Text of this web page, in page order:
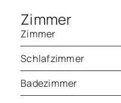
Zimmer
Zimmer
Schlafzimmer
Badezimmer